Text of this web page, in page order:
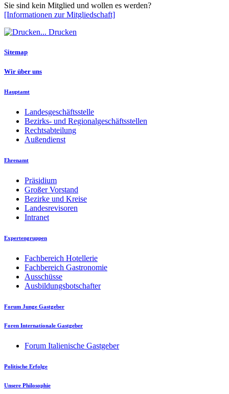
Sie sind kein Mitglied und wollen es werden?
[Informationen zur Mitgliedschaft]
Drucken
Sitemap
Wir über uns
Hauptamt
Landesgeschäftsstelle
Bezirks- und Regionalgeschäftsstellen
Rechtsabteilung
Außendienst
Ehrenamt
Präsidium
Großer Vorstand
Bezirke und Kreise
Landesrevisoren
Intranet
Expertengruppen
Fachbereich Hotellerie
Fachbereich Gastronomie
Ausschüsse
Ausbildungsbotschafter
Forum Junge Gastgeber
Foren Internationale Gastgeber
Forum Italienische Gastgeber
Politische Erfolge
Unsere Philosophie